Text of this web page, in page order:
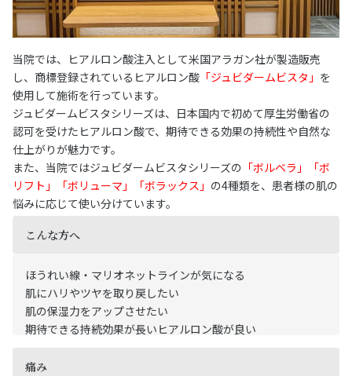
当院では、ヒアルロン酸注入として米国アラガン社が製造販売
し、商標登録されているヒアルロン酸 「ジュビダームビスタ」 を
使用して施術を行っています。
ジュビダームビスタシリーズは、日本国内で初めて厚生労働省の
認可を受けたヒアルロン酸で、期待できる効果の持続性や自然な
仕上がりが魅力です。
また、当院ではジュビダームビスタシリーズの 「ボルベラ」「ボ
リフト」「ボリューマ」「ボラックス」 の4種類を、患者様の肌の
悩みに応じて使い分けています。
こんな方へ
ほうれい線・マリオネットラインが気になる
肌にハリやツヤを取り戻したい
肌の保湿力をアップさせたい
期待できる持続効果が長いヒアルロン酸が良い
痛み